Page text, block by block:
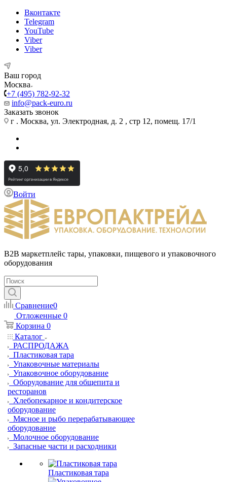
Вконтакте
Telegram
YouTube
Viber
Viber
Ваш город
Москва
+7 (495) 782-92-32
info@pack-euro.ru
Заказать звонок
г . Москва, ул. Электродная, д. 2 , стр 12, помещ. 17/1
Войти
B2B маркетплейс тары, упаковки, пищевого и упаковочного
оборудования
Сравнение0
Отложенные 0
Корзина 0
Каталог
РАСПРОДАЖА
Пластиковая тара
Упаковочные материалы
Упаковочное оборудование
Оборудование для общепита и
ресторанов
Хлебопекарное и кондитерское
оборудование
Мясное и рыбо перерабатывающее
оборудование
Молочное оборудование
Запасные части и расходники
Пластиковая тара